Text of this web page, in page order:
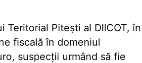
Pitești al DIICOT, în
fiscală în domeniul
suspecții urmând să fie